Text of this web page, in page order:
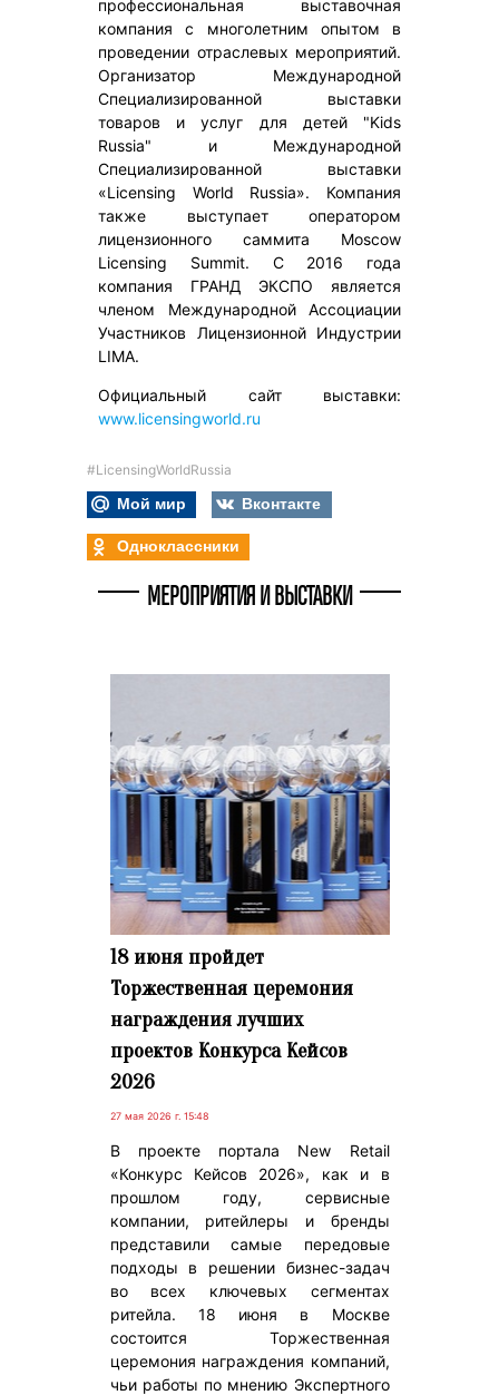
профессиональная выставочная
компания с многолетним опытом в
проведении отраслевых мероприятий.
Организатор Международной
Специализированной выставки
товаров и услуг для детей "Kids
Russia" и Международной
Специализированной выставки
«Licensing World Russia». Компания
также выступает оператором
лицензионного саммита Moscow
Licensing Summit. С 2016 года
компания ГРАНД ЭКСПО является
членом Международной Ассоциации
Участников Лицензионной Индустрии
LIMA.
Официальный сайт выставки:
www.licensingworld.ru
#LicensingWorldRussia
Мой мир
Вконтакте
Одноклассники
МЕРОПРИЯТИЯ И ВЫСТАВКИ
18 июня пройдет
Торжественная церемония
награждения лучших
проектов Конкурса Кейсов
2026
27 мая 2026 г. 15:48
В проекте портала New Retail
«Конкурс Кейсов 2026», как и в
прошлом году, сервисные
компании, ритейлеры и бренды
представили самые передовые
подходы в решении бизнес-задач
во всех ключевых сегментах
ритейла. 18 июня в Москве
состоится Торжественная
церемония награждения компаний,
чьи работы по мнению Экспертного